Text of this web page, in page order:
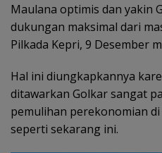
Maulana optimis dan yakin
dukungan maksimal dari
Pilkada Kepri, 9 Desember
Hal ini diungkapkannya
ditawarkan Golkar sangat
pemulihan perekonomian
seperti sekarang ini.